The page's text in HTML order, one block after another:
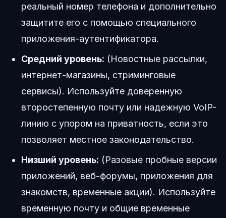
реальный номер телефона и дополнительно
защитите его с помощью специального
приложения-аутентификатора.
Средний уровень: (Новостные рассылки,
интернет-магазины, стриминговые
сервисы). Используйте доверенную
второстепенную почту или надежную VoIP-
линию с упором на приватность, если это
позволяет местное законодательство.
Низший уровень: (Разовые пробные версии
приложений, веб-форумы, приложения для
знакомств, временные акции). Используйте
временную почту и общие временные